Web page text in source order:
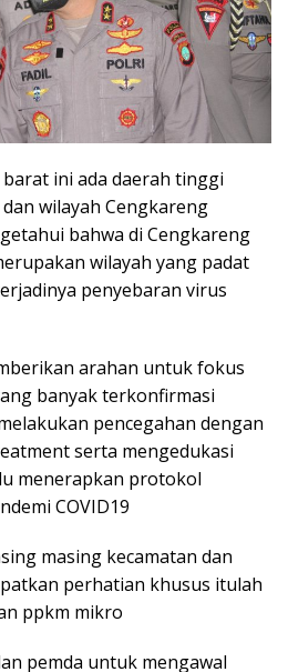
ini ada daerah tinggi
wilayah Cengkareng
bahwa di Cengkareng
wilayah yang padat
penyebaran virus
arahan untuk fokus
banyak terkonfirmasi
pencegahan dengan
serta mengedukasi
menerapkan protokol
COVID19
masing kecamatan dan
perhatian khusus itulah
ppkm mikro
pemda untuk mengawal